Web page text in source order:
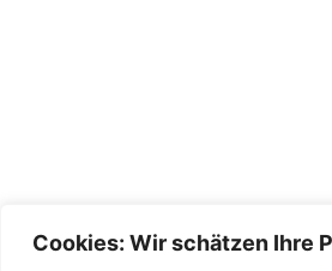
Cookies: Wir schätzen Ihre